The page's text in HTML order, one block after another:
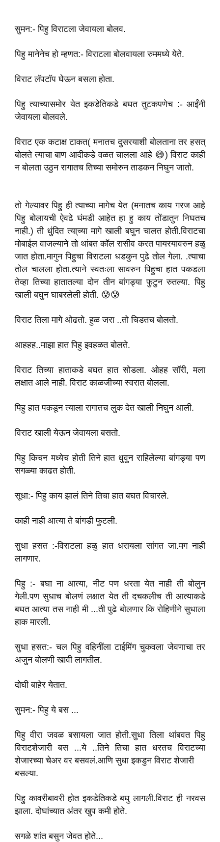
सुमन:- पिहु विराटला जेवायला बोलव.
पिहु मानेनेच हो म्हणत:- विराटला बोलवायला रुममध्ये येते.
विराट लॅपटॉप घेऊन बसला होता.
पिहु त्याच्यासमोर येत इकडेतिकडे बघत तुटकपणेच :- आईंनी
जेवायला बोलवले.
विराट एक कटाक्ष टाकत( मनातच दुसरयाशी बोलताना तर हसत्
बोलते त्याचा बाण आदीकडे वळत चालला आहे 😅) विराट काही
न बोलता उठुन रागातच तिच्या समोरुन ताडकन निघुन जातो.
तो गेल्यावर पिहु ही त्याच्या मागेच येत (मनातच काय गरज आहे
पिहु बोलायची ऐवढे घंमडी आहेत हा हु काय तोंडातुन निघतच
नाही.) ती धुंदित त्या्च्या मागे खाली बघुन चालत‌ होती.वि‌राटचा
मोबाईल वाजल्याने तो थांबत कॉल रासीव करत पायरयावरुन हळु
जात होता.मागुन पिहुचा विराटला धडकुन पुढे तोल गेला. .त्याचा
तोल चालला होता.त्याने स्वतःला सावरुन पिहुचा हात‌ पकडला
तेव्हा तिच्या हातातल्या दोन तीन ‌बांगड्या फुटुन रुतल्या. पिहु
खाली बघुन घाबरलेली होती. 😰😰
विराट तिला मागे ओढतो. हुळ जरा ..तो चिडतच बोलतो.
आहहह..माझा हात पिहु इवहळत बोलते.
विराट तिच्या हाताकडे बघत हात सोडला. ओहह सॉरी, मला
लक्षात आले नाही. विराट काळजीच्या स्वरात बोलला.
पिहु हात पकडून त्याला रागातच लुक देत ‌खाली निघुन आली.
विराट खाली येऊन जेवायला बसतो.
पिहु किचन मध्येच होती तिने हात धुवुन राहिलेल्या बांगड्या पण
सगळ्या काढत होती.
सूधा:- पिहु काय झालं तिने तिचा हात बघत विचारले.
काही नाही आत्या ते बांगडी फुटली.
सुधा हसत :-विराटला हळु हात धरायला सांगत जा.मग नाही
लागणार.
पिहु :- बघा ना आत्या, नीट पण धरता येत नाही ती बोलुन
गेली.पण सुधाच बोलणं लक्षात‌ येत ती दचकलीच ती आत्याकडे
बघत आत्या तस नाही मी ...ती पुढे बोलणार कि रोहिणीने सुधाला
हाक मारली.
सुधा हसत:- चल पिहु वहिनींला टाईमिंग चुकवला जेवणाचा तर
अजुन बोलणी खावी लागतील.
दोघी बाहे‌र येतात.
सुमन:- पिहु ये बस ...
पिहु वीरा जवळ बसायला जात होती.सुधा तिला थांबवत पिहु
विराटशेजारी बस ...ये ..तिने तिचा हात धरतच विराटच्या
शेजारच्या चेअर वर बसवलं.आणि सुधा इकडुन विराट शेजारी
बसल्या.
पिहु कावरीबावरी होत इकडेतिकडे बघु लागली.विराट ही नरवस
झाला. दोघांच्यात अंतर खुप‌ कमी होते.
सगळे शांत बसुन जेवत होते...